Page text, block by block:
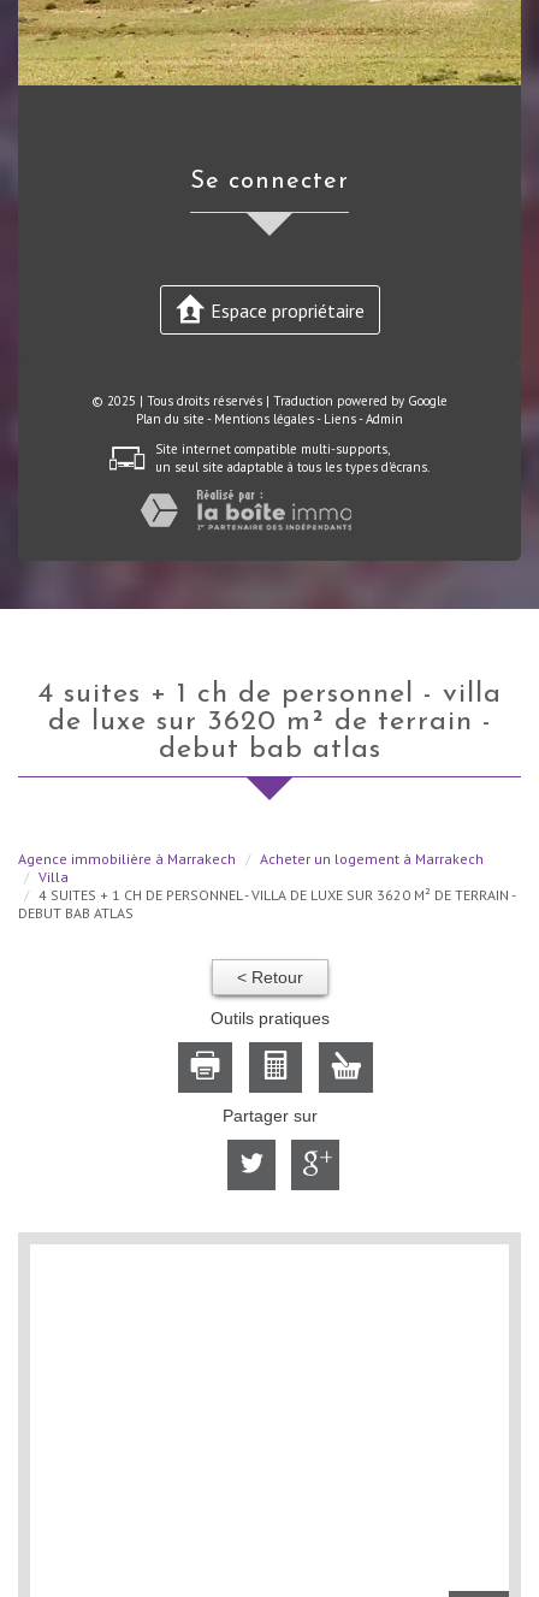
se connecter
Espace propriétaire
© 2025 | Tous droits réservés | Traduction powered by Google
Plan du site - Mentions légales- Liens-Admin
Site internet compatible multi-supports,
un seul site adaptable à tous les types d'écrans.
4 suites + 1 ch de personnel - villa
de luxe sur 3620 m² de terrain -
debut bab atlas
Agence immobilière à Marrakech
Acheter un logement à Marrakech
Villa
4 SUITES + 1 CH DE PERSONNEL - VILLA DE LUXE SUR 3620 M² DE TERRAIN -
DEBUT BAB ATLAS
< Retour
Outils pratiques
Partager sur